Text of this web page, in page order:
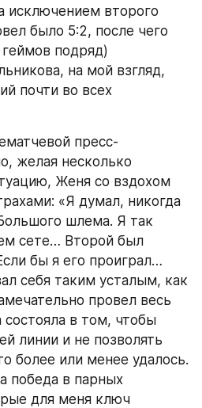
исключением второго
было 5:2, после чего
геймов подряд)
на мой взгляд,
почти во всех
пресс-
желая несколько
Женя со вздохом
«Я думал, никогда
шлема. Я так
сете… Второй был
бы я его проиграл…
себя таким усталым, как
провел весь
в том, чтобы
линии и не позволять
более или менее удалось.
победа в парных
для меня ключ